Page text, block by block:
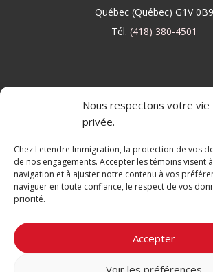
Nous respectons votre vie
privée.
Chez Letendre Immigration, la protection de vos
de nos engagements. Accepter les témoins visent
navigation et à ajuster notre contenu à vos
naviguer en toute confiance, le respect de vos
priorité.
Accepter
Voir les préférences
Québec (Québec) G1V 0B9
Tél. (418) 380-4501
en immigration